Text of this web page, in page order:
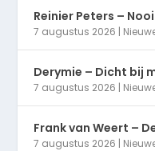
Reinier Peters –
7 augustus 2026 |
Derymie – Dicht bij
7 augustus 2026 |
Frank van Weert –
7 augustus 2026 |